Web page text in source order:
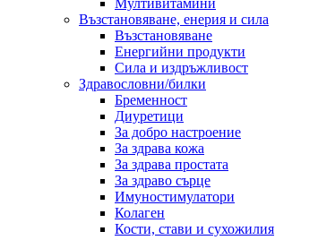
Възстановяване, енерия и сила
Възстановяване
Енергийни продукти
Сила и издръжливост
Здравословни/билки
Бременност
Диуретици
За добро настроение
За здрава кожа
За здрава простата
За здраво сърце
Имуностимулатори
Колаген
Кости, стави и сухожилия